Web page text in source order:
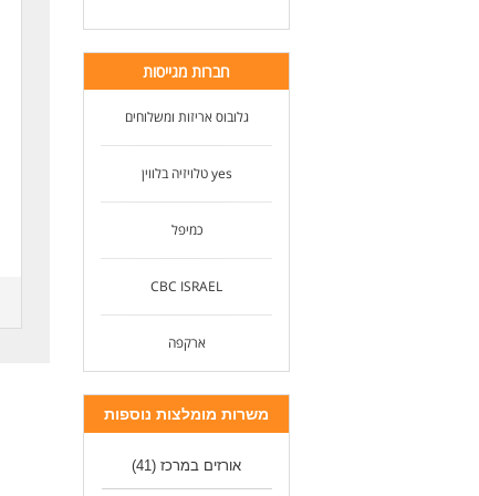
חברות מגייסות
גלובוס אריזות ומשלוחים
yes טלויזיה בלווין
כמיפל
CBC ISRAEL
ארקפה
משרות מומלצות נוספות
אורזים במרכז (41)